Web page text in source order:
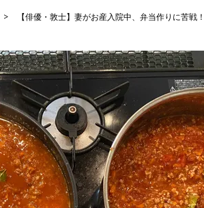
【俳優・敦士】妻がお産入院中、弁当作りに苦戦